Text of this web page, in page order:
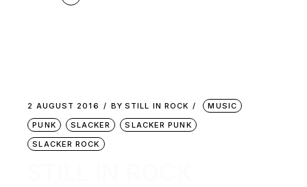
2 AUGUST 2016 BY STILL IN ROCK
MUSIC
PUNK
SLACKER
SLACKER PUNK
SLACKER ROCK